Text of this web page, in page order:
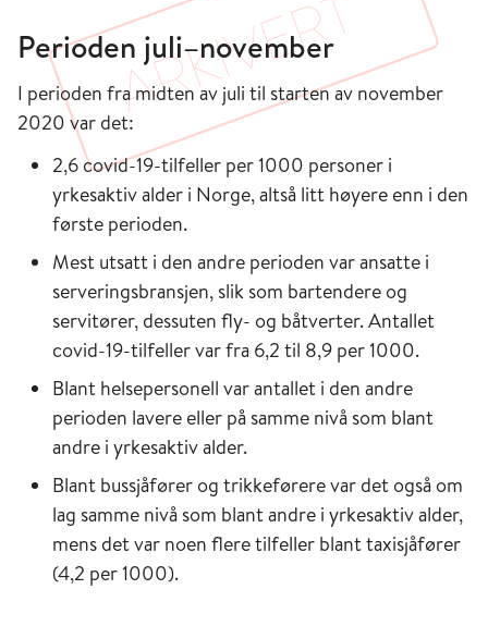
Perioden juli–november
I perioden fra midten av juli til starten av november
2020 var det:
2,6 covid-19-tilfeller per 1000 personer i
yrkesaktiv alder i Norge, altså litt høyere enn i den
første perioden.
Mest utsatt i den andre perioden var ansatte i
serveringsbransjen, slik som bartendere og
servitører, dessuten fly- og båtverter. Antallet
covid-19-tilfeller var fra 6,2 til 8,9 per 1000.
Blant helsepersonell var antallet i den andre
perioden lavere eller på samme nivå som blant
andre i yrkesaktiv alder.
Blant bussjåfører og trikkeførere var det også om
lag samme nivå som blant andre i yrkesaktiv alder,
mens det var noen flere tilfeller blant taxisjåfører
(4,2 per 1000).